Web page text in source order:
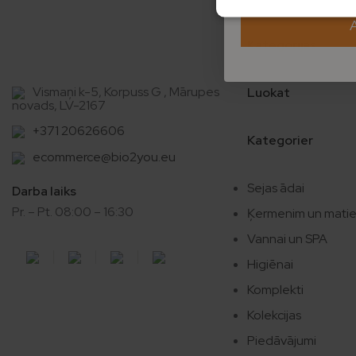
Vismaņi k-5, Korpuss G , Mārupes
novads, LV-2167
+371 20626606
ecommerce@bio2you.eu
Darba laiks
Pr. – Pt. 08:00 – 16:30
Kategorijas
Luokat
Kategorier
Sejas ādai
Ķermenim un
Vannai un SPA
Higiēnai
Komplekti
Kolekcijas
Piedāvājumi